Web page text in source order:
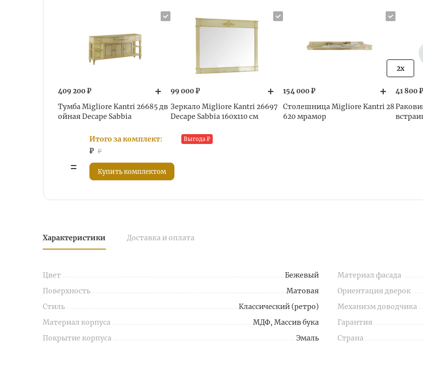
409 200 ₽
Тумба Migliore Kantri 26685 дв
ойная Decape Sabbia
99 000 ₽
Зеркало Migliore Kantri 26697
Decape Sabbia 160x110 см
154 000 ₽
Столешница Migliore Kantri 28
620 мрамор
2x
41 800 ₽
Выгода ₽
Итого за комплект:
₽ ₽
Купить комплектом
Характеристики Доставка и оплата
Цвет
Бежевый
Поверхность
Матовая
Стиль
Классический (ретро)
Материал корпуса
МДФ, Массив бука
Покрытие корпуса
Эмаль
Материал фасада
Ориентация дверок
Механизм доводчика
Гарантия
Страна